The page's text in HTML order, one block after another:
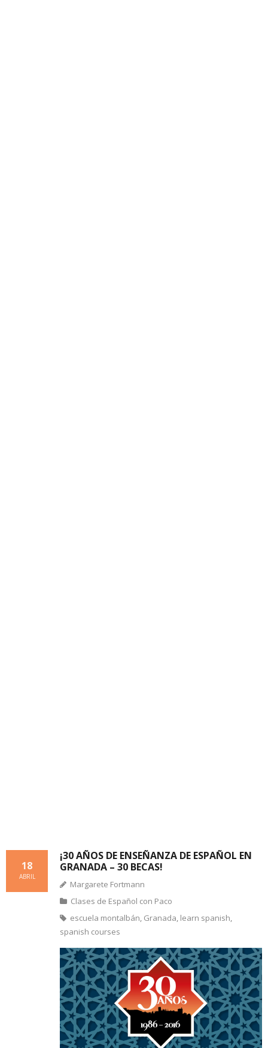
¡30 AÑOS DE ENSEÑANZA DE ESPAÑOL EN
GRANADA – 30 BECAS!
18
ABRIL
Margarete Fortmann
Clases de Español con Paco
escuela montalbán, Granada, learn spanish,
spanish courses